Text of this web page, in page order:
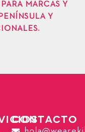
MARCAS Y
Y
CONTACTO